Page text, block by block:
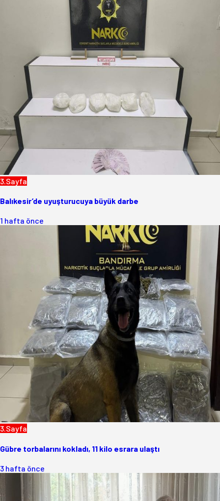
3.Sayfa
Balıkesir’de uyuşturucuya büyük darbe
1 hafta önce
3.Sayfa
Gübre torbalarını kokladı, 11 kilo esrara ulaştı
3 hafta önce